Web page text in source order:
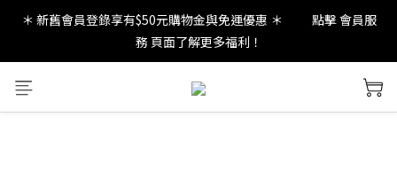
new in：火山岩擴香裝置
＊ 新舊會員登錄享有$50元購物金與免運優惠 ＊           點擊 會員服
務 頁面了解更多福利！
new in：火山岩擴香裝置